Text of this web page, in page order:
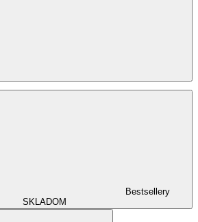
Bestsellery
SKLADOM